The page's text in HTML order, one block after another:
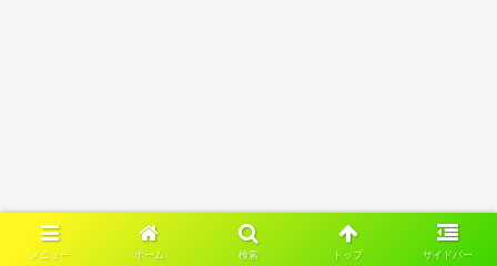
メニュー ホーム 検索 トップ サイドバー